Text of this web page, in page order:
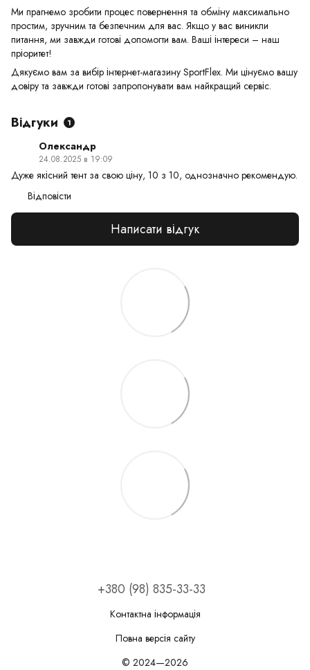
Ми прагнемо зробити процес повернення та обміну максимально
простим, зручним та безпечним для вас. Якщо у вас виникли
питання, ми завжди готові допомогти вам. Ваші інтереси – наш
пріоритет!
Дякуємо вам за вибір інтернет-магазину SportFlex. Ми цінуємо вашу
довіру та завжди готові запропонувати вам найкращий сервіс.
Відгуки 1
Олександр
24.08.2025 в 19:09
Дуже якісний тент за свою ціну, 10 з 10, однозначно рекомендую.
Відповісти
Написати відгук
+380 (98) 835-33-33
Контактна інформація
Повна версія сайту
© 2024—2026